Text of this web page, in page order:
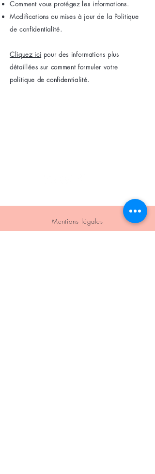
Comment vous protégez les informations.
Modifications ou mises à jour de la Politique
de confidentialité.
Cliquez ici pour des informations plus
détaillées sur comment formuler votre
politique de confidentialité.
Mentions légales